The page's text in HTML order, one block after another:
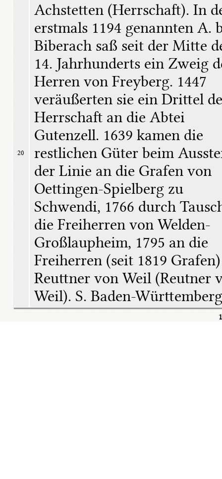
20
Achstetten (Herrschaft). In
erstmals 1194 genannten A.
Biberach saß seit der Mitte
14. Jahrhunderts ein Zweig
Herren von Freyberg. 1447
veräußerten sie ein Drittel
Herrschaft an die Abtei
Gutenzell. 1639 kamen die
restlichen Güter beim
der Linie an die Grafen von
Oettingen-Spielberg zu
Schwendi, 1766 durch
die Freiherren von Welden-
Großlaupheim, 1795 an die
Freiherren (seit 1819 Grafen)
Reuttner von Weil (Reutner
Weil). S. Baden-
1